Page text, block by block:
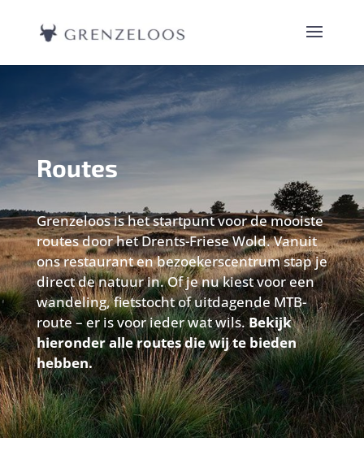
Routes
Grenzeloos is het startpunt voor de mooiste
routes door het Drents-Friese Wold. Vanuit
ons restaurant en bezoekerscentrum stap je
direct de natuur in. Of je nu kiest voor een
wandeling, fietstocht of uitdagende MTB-
route – er is voor ieder wat wils.Bekijk
hieronder alle routes die wij te bieden
hebben.